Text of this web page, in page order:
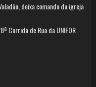
deixa comando da igreja
Corrida de Rua da UNIFOR